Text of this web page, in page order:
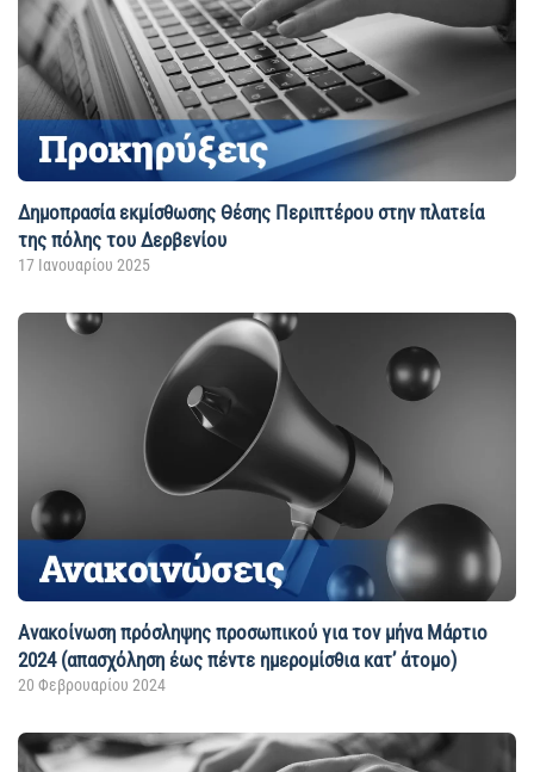
Δημοπρασία εκμίσθωσης Θέσης Περιπτέρου στην πλατεία
της πόλης του Δερβενίου
17 Ιανουαρίου 2025
Ανακοίνωση πρόσληψης προσωπικού για τον μήνα Μάρτιο
2024 (απασχόληση έως πέντε ημερομίσθια κατ’ άτομο)
20 Φεβρουαρίου 2024